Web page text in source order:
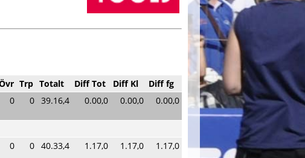
Trp Totalt Diff Tot Diff Kl
Diff fg
0 0 39.16,4 0.00,0 0.00,0 0.00,0
0 0 40.33,4 1.17,0 1.17,0 1.17,0